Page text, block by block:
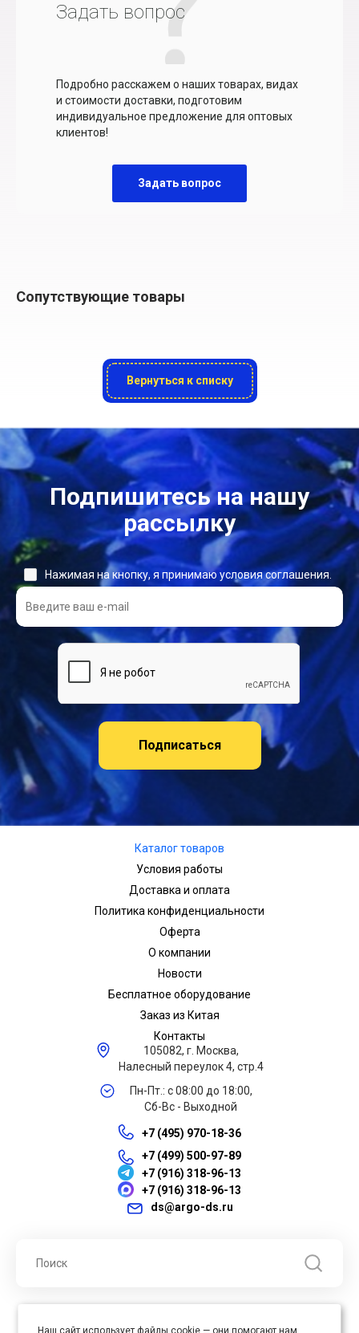
Задать вопрос
Подробно расскажем о наших товарах, видах
и стоимости доставки, подготовим
индивидуальное предложение для оптовых
клиентов!
Задать вопрос
Сопутствующие товары
Вернуться к списку
Подпишитесь на нашу
рассылку
Подписаться
Нажимая на кнопку, я принимаю условия соглашения.
Каталог товаров
Условия работы
Доставка и оплата
Политика конфиденциальности
Оферта
О компании
Новости
Бесплатное оборудование
Заказ из Китая
Контакты
105082, г. Москва,
Налесный переулок 4, стр.4
Пн-Пт.: с 08:00 до 18:00,
Сб-Вс - Выходной
+7 (495) 970-18-36
+7 (499) 500-97-89
+7 (916) 318-96-13
+7 (916) 318-96-13
ds@argo-ds.ru
Наш сайт использует файлы cookie — они помогают нам